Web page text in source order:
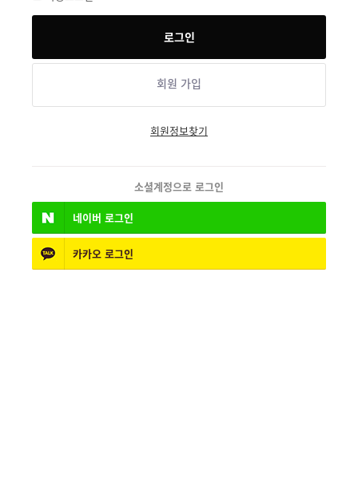
회원 가입
회원정보찾기
소셜계정으로 로그인
네이버 로그인
카카오 로그인